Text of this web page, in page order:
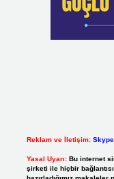
Reklam ve İletişim:
Yasal Uyarı: Bu internet
şirketi ile hiçbir